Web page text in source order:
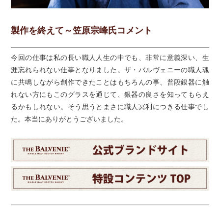
製作を終えて～笠原宗峰氏コメント
今回の仕事は私の長い職人人生の中でも、非常に意義深い、生
涯忘れられない仕事となりました。ザ・バルヴェニーの職人魂
に共鳴しながら創作できたことはもちろんの事、普段銀器に触
れない方にもこのグラスを通じて、銀器の良さを知ってもらえ
るかもしれない。そう思うとまさに職人冥利につきる仕事でし
た。本当にありがとうございました。